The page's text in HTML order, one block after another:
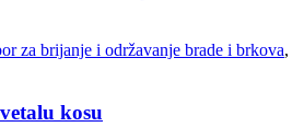
za brijanje i održavanje brade i brkova,
kosu